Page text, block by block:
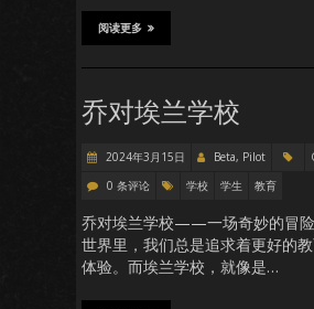
阅读更多
乔对埃兰学校
2024年3月15日 Beta, Pilot
0 条评论
学校 学生 教育
乔对埃兰学校——一场奇妙的冒
世界里，我们总是追求着更好的
体验。而埃兰学校，就像是…